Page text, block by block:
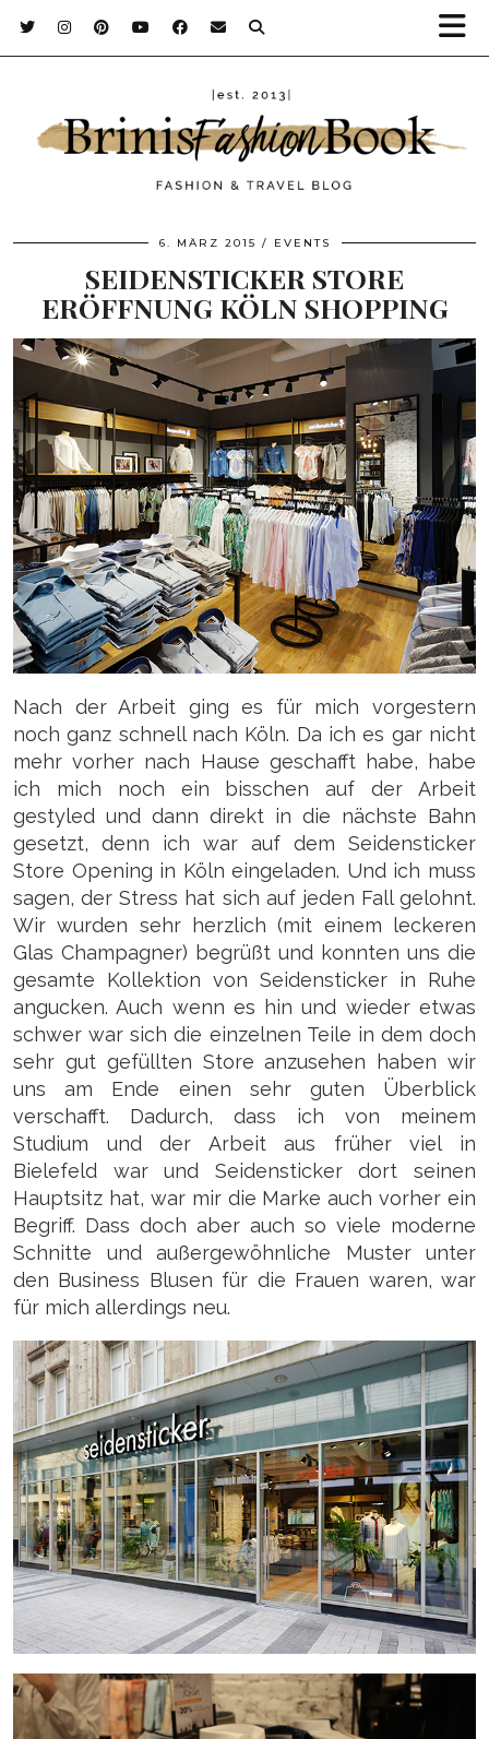
6. MÄRZ 2015 EVENTS
SEIDENSTICKER STORE
ERÖFFNUNG KÖLN SHOPPING
Nach der Arbeit ging es für mich vorgestern
noch ganz schnell nach Köln. Da ich es gar nicht
mehr vorher nach Hause geschafft habe, habe
ich mich noch ein bisschen auf der Arbeit
gestyled und dann direkt in die nächste Bahn
gesetzt, denn ich war auf dem Seidensticker
Store Opening in Köln eingeladen. Und ich muss
sagen, der Stress hat sich auf jeden Fall gelohnt.
Wir wurden sehr herzlich (mit einem leckeren
Glas Champagner) begrüßt und konnten uns die
gesamte Kollektion von Seidensticker in Ruhe
angucken. Auch wenn es hin und wieder etwas
schwer war sich die einzelnen Teile in dem doch
sehr gut gefüllten Store anzusehen haben wir
uns am Ende einen sehr guten Überblick
verschafft. Dadurch, dass ich von meinem
Studium und der Arbeit aus früher viel in
Bielefeld war und Seidensticker dort seinen
Hauptsitz hat, war mir die Marke auch vorher ein
Begriff. Dass doch aber auch so viele moderne
Schnitte und außergewöhnliche Muster unter
den Business Blusen für die Frauen waren, war
für mich allerdings neu.